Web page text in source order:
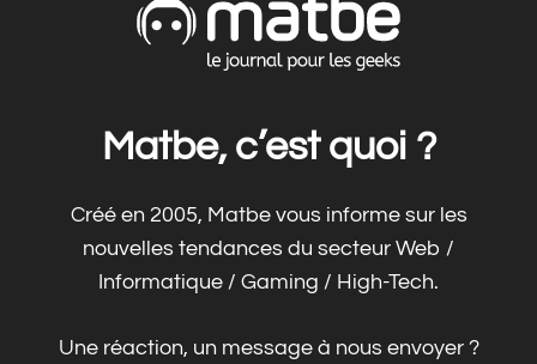
Matbe, c’est quoi ?
Créé en 2005, Matbe vous informe sur les
nouvelles tendances du secteur Web /
Informatique / Gaming / High-Tech.
Une réaction, un message à nous envoyer ?